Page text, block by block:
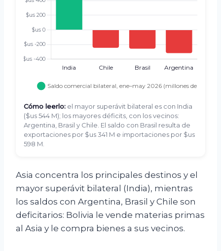
Cómo leerlo: el mayor superávit bilateral es con India
($us 544 M); los mayores déficits, con los vecinos:
Argentina, Brasil y Chile. El saldo con Brasil resulta de
exportaciones por $us 341 M e importaciones por $us
598 M.
Asia concentra los principales destinos y el
mayor superávit bilateral (India), mientras
los saldos con Argentina, Brasil y Chile son
deficitarios: Bolivia le vende materias primas
al Asia y le compra bienes a sus vecinos.